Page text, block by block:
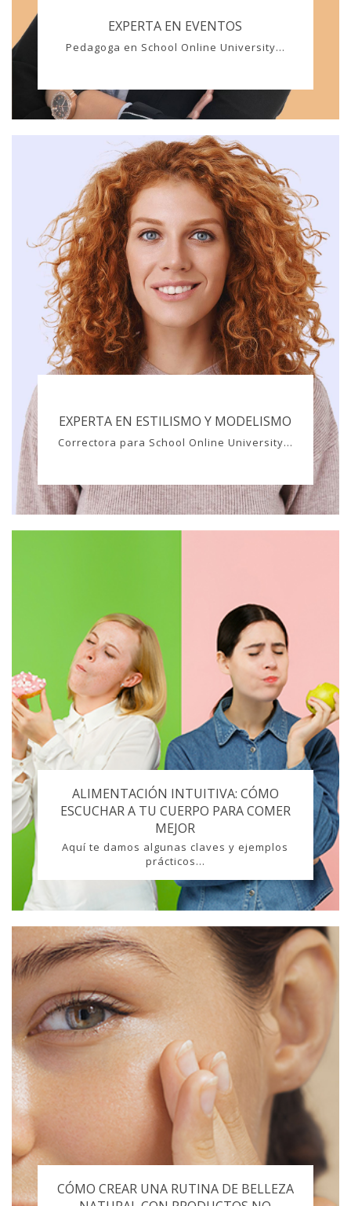
EXPERTA EN EVENTOS
Pedagoga en School Online University...
EXPERTA EN ESTILISMO Y MODELISMO
Correctora para School Online University...
ALIMENTACIÓN INTUITIVA: CÓMO
ESCUCHAR A TU CUERPO PARA COMER
MEJOR
Aquí te damos algunas claves y ejemplos
prácticos...
CÓMO CREAR UNA RUTINA DE BELLEZA